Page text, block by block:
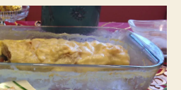
von